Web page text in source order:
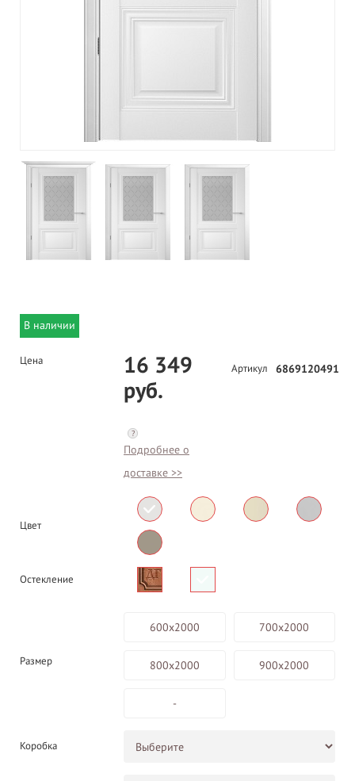
В наличии
Цена
16 349
руб.
?
Подробнее о
доставке >>
Артикул 6869120491
Цвет
Остекление
Размер
600х2000 700х2000
800х2000 900х2000
-
Коробка